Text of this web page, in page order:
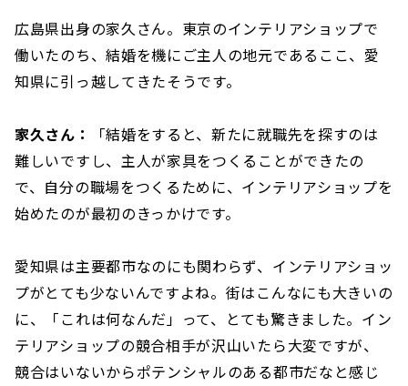
広島県出身の家久さん。東京のインテリアショップで
働いたのち、結婚を機にご主人の地元であるここ、愛
知県に引っ越してきたそうです。
家久さん：
「結婚をすると、新たに就職先を探すのは
難しいですし、主人が家具をつくることができたの
で、自分の職場をつくるために、インテリアショップを
始めたのが最初のきっかけです。
愛知県は主要都市なのにも関わらず、インテリアショッ
プがとても少ないんですよね。街はこんなにも大きいの
に、「これは何なんだ」って、とても驚きました。イン
テリアショップの競合相手が沢山いたら大変ですが、
競合はいないからポテンシャルのある都市だなと感じ